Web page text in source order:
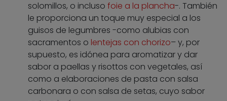
solomillos, o incluso foie a la plancha-. También
le proporciona un toque muy especial a los
guisos de legumbres -como alubias con
sacramentos o lentejas con chorizo– y, por
supuesto, es idónea para aromatizar y dar
sabor a paellas y risottos con vegetales, así
como a elaboraciones de pasta con salsa
carbonara o con salsa de setas, cuyo sabor